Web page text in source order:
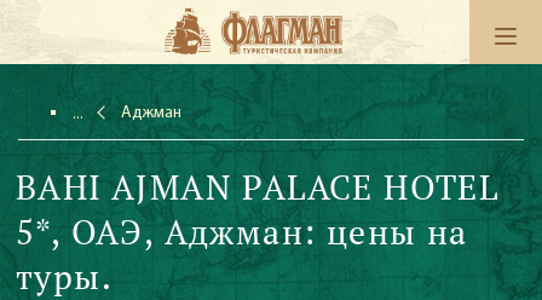
Аджман
BAHI AJMAN PALACE HOTEL
5*, ОАЭ, Аджман: цены на
туры.